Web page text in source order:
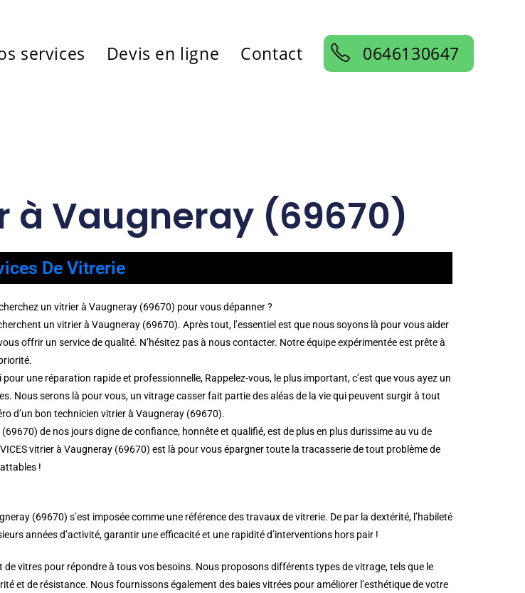
services Devis en ligne Contact 0646130647
à Vaugneray (69670)
De Vitrerie
un vitrier à Vaugneray (69670) pour vous dépanner ?
un vitrier à Vaugneray (69670). Après tout, l’essentiel est que nous soyons là pour vous aider
offrir un service de qualité. N’hésitez pas à nous contacter. Notre équipe expérimentée est prête à
une réparation rapide et professionnelle, Rappelez-vous, le plus important, c’est que vous ayez un
Nous serons là pour vous, un vitrage casser fait partie des aléas de la vie qui peuvent surgir à tout
d’un bon technicien vitrier à Vaugneray (69670).
de nos jours digne de confiance, honnête et qualifié, est de plus en plus durissime au vu de
vitrier à Vaugneray (69670) est là pour vous épargner toute la tracasserie de tout problème de
!
(69670) s’est imposée comme une référence des travaux de vitrerie. De par la dextérité, l’habileté
années d’activité, garantir une efficacité et une rapidité d’interventions hors pair !
vitres pour répondre à tous vos besoins. Nous proposons différents types de vitrage, tels que le
et de résistance. Nous fournissons également des baies vitrées pour améliorer l’esthétique de votre